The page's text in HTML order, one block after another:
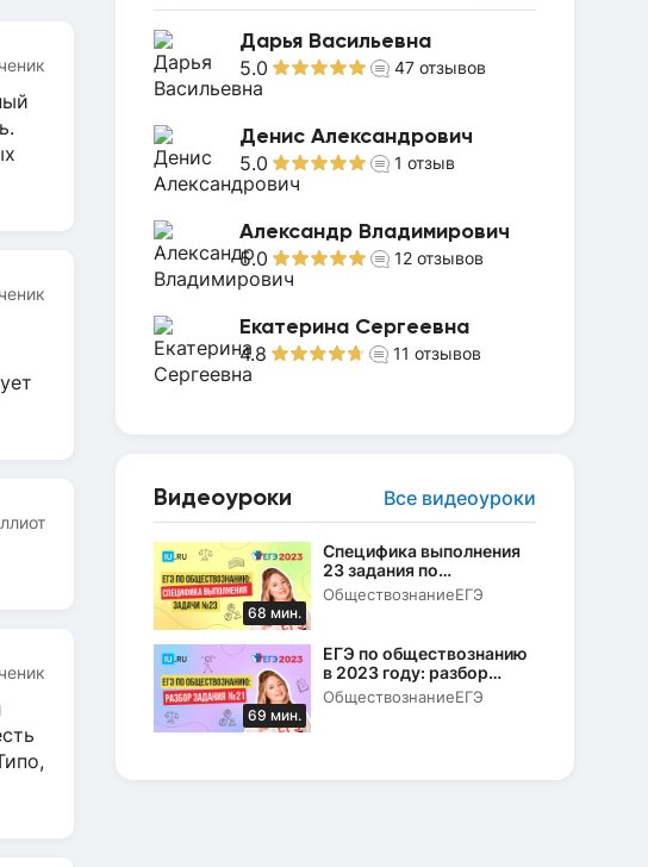
Дарья Васильевна
5.0 47 отзывов
Денис Александрович
5.0 1 отзыв
Александр Владимирович
5.0 12 отзывов
Екатерина Сергеевна
4.8 11 отзывов
Видеоуроки Все видеоуроки
68 мин.
Специфика выполнения
23 задания по
Конституции РФ в ЕГЭ по
обществознанию в 2023
ОбществознаниеЕГЭ
69 мин.
ЕГЭ по обществознанию
в 2023 году: разбор
задания № 21
ОбществознаниеЕГЭ